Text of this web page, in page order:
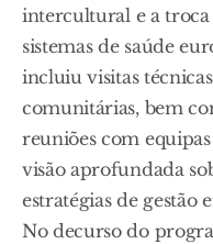
intercultural e a
sistemas de saúde
incluiu visitas
comunitárias, bem
reuniões com
visão aprofundada
estratégias de gestão
No decurso do